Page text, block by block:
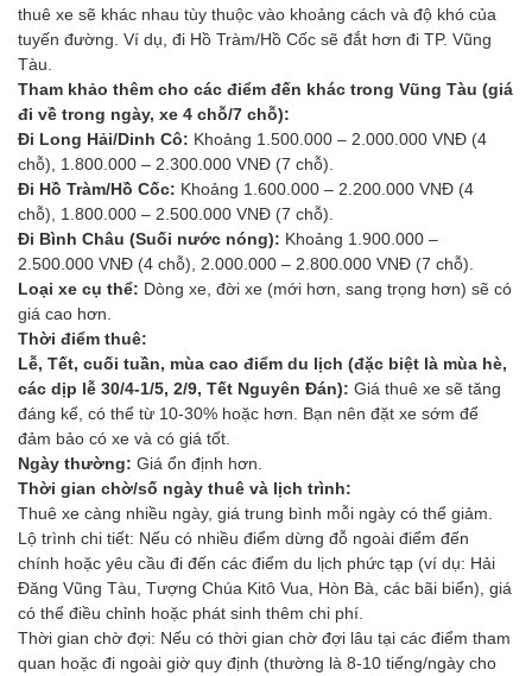
thuê xe sẽ khác nhau tùy thuộc vào khoảng cách và độ khó của
tuyến đường. Ví dụ, đi Hồ Tràm/Hồ Cốc sẽ đắt hơn đi TP. Vũng
Tàu.
Tham khảo thêm cho các điểm đến khác trong Vũng Tàu (giá
đi về trong ngày, xe 4 chỗ/7 chỗ):
Đi Long Hải/Dinh Cô: Khoảng 1.500.000 – 2.000.000 VNĐ (4
chỗ), 1.800.000 – 2.300.000 VNĐ (7 chỗ).
Đi Hồ Tràm/Hồ Cốc: Khoảng 1.600.000 – 2.200.000 VNĐ (4
chỗ), 1.800.000 – 2.500.000 VNĐ (7 chỗ).
Đi Bình Châu (Suối nước nóng): Khoảng 1.900.000 –
2.500.000 VNĐ (4 chỗ), 2.000.000 – 2.800.000 VNĐ (7 chỗ).
Loại xe cụ thể: Dòng xe, đời xe (mới hơn, sang trọng hơn) sẽ có
giá cao hơn.
Thời điểm thuê:
Lễ, Tết, cuối tuần, mùa cao điểm du lịch (đặc biệt là mùa hè,
các dịp lễ 30/4-1/5, 2/9, Tết Nguyên Đán): Giá thuê xe sẽ tăng
đáng kể, có thể từ 10-30% hoặc hơn. Bạn nên đặt xe sớm để
đảm bảo có xe và có giá tốt.
Ngày thường: Giá ổn định hơn.
Thời gian chờ/số ngày thuê và lịch trình:
Thuê xe càng nhiều ngày, giá trung bình mỗi ngày có thể giảm.
Lộ trình chi tiết: Nếu có nhiều điểm dừng đỗ ngoài điểm đến
chính hoặc yêu cầu đi đến các điểm du lịch phức tạp (ví dụ: Hải
Đăng Vũng Tàu, Tượng Chúa Kitô Vua, Hòn Bà, các bãi biển), giá
có thể điều chỉnh hoặc phát sinh thêm chi phí.
Thời gian chờ đợi: Nếu có thời gian chờ đợi lâu tại các điểm tham
quan hoặc đi ngoài giờ quy định (thường là 8-10 tiếng/ngày cho